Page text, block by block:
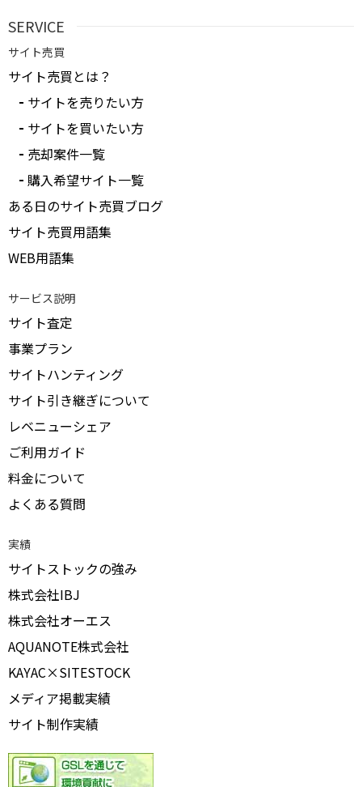
SERVICE
サイト売買
サイト売買とは？
サイトを売りたい方
サイトを買いたい方
売却案件一覧
購入希望サイト一覧
ある日のサイト売買ブログ
サイト売買用語集
WEB用語集
サービス説明
サイト査定
事業プラン
サイトハンティング
サイト引き継ぎについて
レベニューシェア
ご利用ガイド
料金について
よくある質問
実績
サイトストックの強み
株式会社IBJ
株式会社オーエス
AQUANOTE株式会社
KAYAC×SITESTOCK
メディア掲載実績
サイト制作実績